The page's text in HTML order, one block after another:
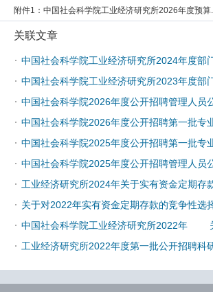
附件1： 中国社会科学院工业经济研究所2026年度预算
关联文章
· 中国社会科学院工业经济研究所2024年度部
· 中国社会科学院工业经济研究所2023年度部
· 中国社会科学院2026年度公开招聘管理人员
· 中国社会科学院2026年度公开招聘第一批专
· 中国社会科学院2025年度公开招聘第一批专
· 中国社会科学院2025年度公开招聘管理人员
· 工业经济研究所2024年关于实有资金定期存
· 关于对2022年实有资金定期存款的竞争
· 中国社会科学院工业经济研究所2022年
· 工业经济研究所2022年度第一批公开招聘科